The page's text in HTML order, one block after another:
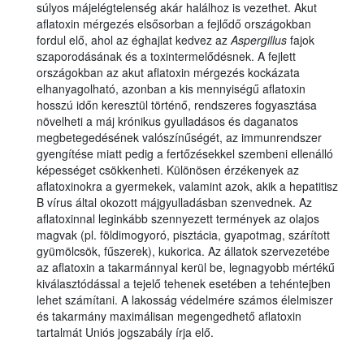
súlyos májelégtelenség akár halálhoz is vezethet. Akut
aflatoxin mérgezés elsősorban a fejlődő országokban
fordul elő, ahol az éghajlat kedvez az Aspergillus fajok
szaporodásának és a toxintermelődésnek. A fejlett
országokban az akut aflatoxin mérgezés kockázata
elhanyagolható, azonban a kis mennyiségű aflatoxin
hosszú időn keresztül történő, rendszeres fogyasztása
növelheti a máj krónikus gyulladásos és daganatos
megbetegedésének valószínűségét, az immunrendszer
gyengítése miatt pedig a fertőzésekkel szembeni ellenálló
képességet csökkenheti. Különösen érzékenyek az
aflatoxinokra a gyermekek, valamint azok, akik a hepatitisz
B vírus által okozott májgyulladásban szenvednek. Az
aflatoxinnal leginkább szennyezett termények az olajos
magvak (pl. földimogyoró, pisztácia, gyapotmag, szárított
gyümölcsök, fűszerek), kukorica. Az állatok szervezetébe
az aflatoxin a takarmánnyal kerül be, legnagyobb mértékű
kiválasztódással a tejelő tehenek esetében a tehéntejben
lehet számítani. A lakosság védelmére számos élelmiszer
és takarmány maximálisan megengedhető aflatoxin
tartalmát Uniós jogszabály írja elő.